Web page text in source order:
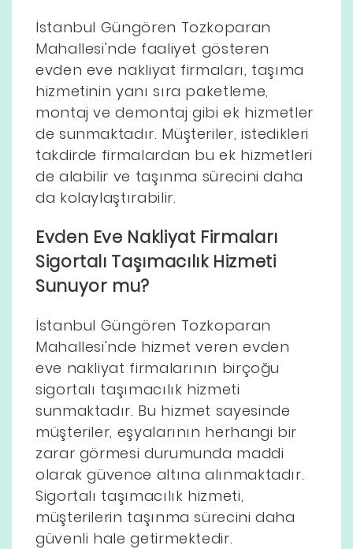
İstanbul Güngören Tozkoparan
Mahallesi'nde faaliyet gösteren
evden eve nakliyat firmaları, taşıma
hizmetinin yanı sıra paketleme,
montaj ve demontaj gibi ek hizmetler
de sunmaktadır. Müşteriler, istedikleri
takdirde firmalardan bu ek hizmetleri
de alabilir ve taşınma sürecini daha
da kolaylaştırabilir.
Evden Eve Nakliyat Firmaları
Sigortalı Taşımacılık Hizmeti
Sunuyor mu?
İstanbul Güngören Tozkoparan
Mahallesi'nde hizmet veren evden
eve nakliyat firmalarının birçoğu
sigortalı taşımacılık hizmeti
sunmaktadır. Bu hizmet sayesinde
müşteriler, eşyalarının herhangi bir
zarar görmesi durumunda maddi
olarak güvence altına alınmaktadır.
Sigortalı taşımacılık hizmeti,
müşterilerin taşınma sürecini daha
güvenli hale getirmektedir.